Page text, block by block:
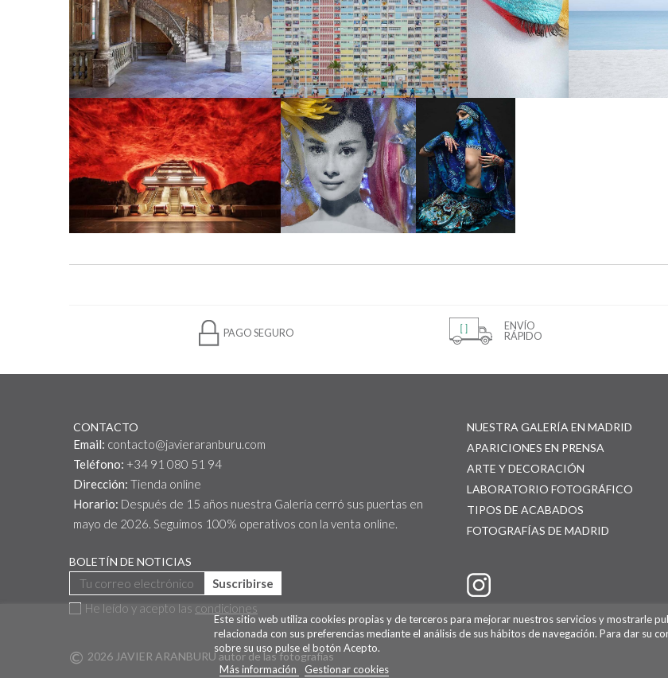
PAGO SEGURO
ENVÍO
RÁPIDO
CONTACTO
Email: contacto@javieraranburu.com
Teléfono: +34 91 080 51 94
Dirección: Tienda online
Horario: Después de 15 años nuestra Galería cerró sus puertas en
mayo de 2026. Seguimos 100% operativos con la venta online.
NUESTRA GALERÍA EN MADRID
APARICIONES EN PRENSA
ARTE Y DECORACIÓN
LABORATORIO FOTOGRÁFICO
TIPOS DE ACABADOS
FOTOGRAFÍAS DE MADRID
BOLETÍN DE NOTICIAS
Suscribirse
He leído y acepto las condiciones
© 2026 JAVIER ARANBURU autor de las fotografías
Este sitio web utiliza cookies propias y de terceros para mejorar nuestros servicios y mostrarle
relacionada con sus preferencias mediante el análisis de sus hábitos de navegación. Para dar su
sobre su uso pulse el botón Acepto.
Más información
Gestionar cookies